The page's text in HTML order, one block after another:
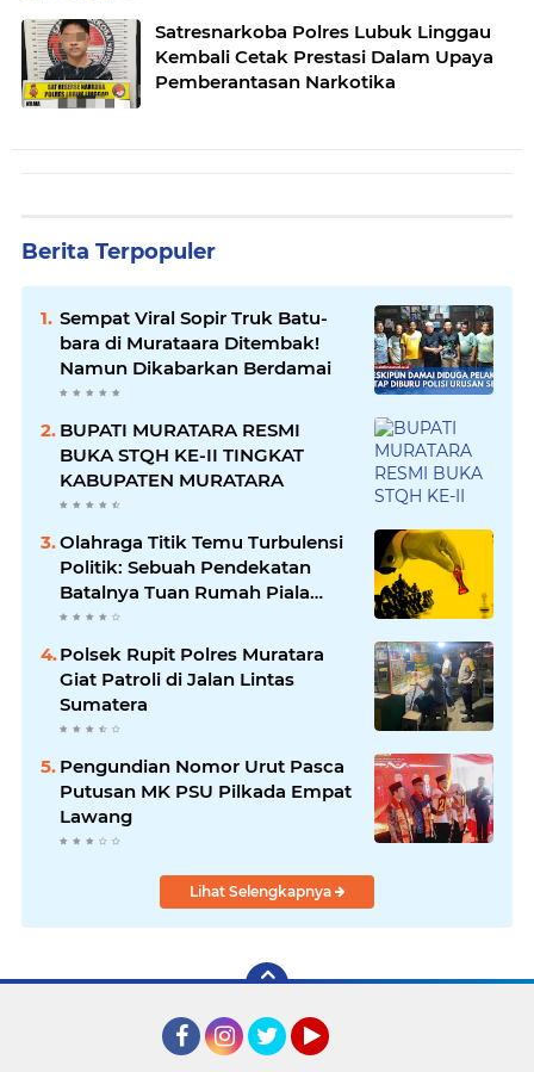
Satresnarkoba Polres Lubuk Linggau
Kembali Cetak Prestasi Dalam Upaya
Pemberantasan Narkotika
Berita Terpopuler
Sempat Viral Sopir Truk Batu-
bara di Murataara Ditembak!
Namun Dikabarkan Berdamai
BUPATI MURATARA RESMI
BUKA STQH KE-II TINGKAT
KABUPATEN MURATARA
Olahraga Titik Temu Turbulensi
Politik: Sebuah Pendekatan
Batalnya Tuan Rumah Piala
Dunia U-20
Polsek Rupit Polres Muratara
Giat Patroli di Jalan Lintas
Sumatera
Pengundian Nomor Urut Pasca
Putusan MK PSU Pilkada Empat
Lawang
Lihat Selengkapnya